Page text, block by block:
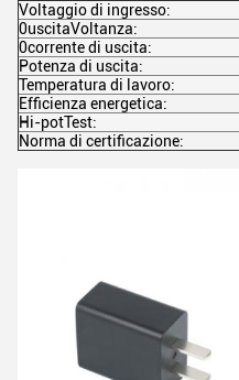
Voltaggio di ingresso:
0uscitaVoltanza:
0corrente di uscita:
Potenza di uscita:
Temperatura di lavoro:
Efficienza energetica:
Hi-potTest:
Norma di certificazione: